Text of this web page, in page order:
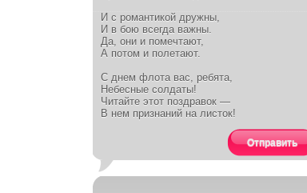
И с романтикой дружны,
И в бою всегда важны.
Да, они и помечтают,
А потом и полетают.
С днем флота вас, ребята,
Небесные солдаты!
Читайте этот поздравок —
В нем признаний на листок!
Отправить